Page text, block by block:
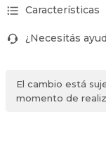
Características
¿Necesitás
El cambio está
momento de